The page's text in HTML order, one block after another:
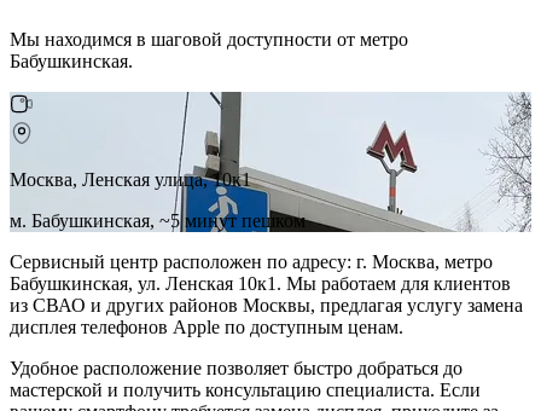
Мы находимся в шаговой доступности от метро
Бабушкинская.
Москва, Ленская улица, 10к1
м. Бабушкинская, ~5 минут пешком
Сервисный центр расположен по адресу: г. Москва, метро
Бабушкинская, ул. Ленская 10к1. Мы работаем для клиентов
из СВАО и других районов Москвы, предлагая услугу замена
дисплея телефонов Apple по доступным ценам.
Удобное расположение позволяет быстро добраться до
мастерской и получить консультацию специалиста. Если